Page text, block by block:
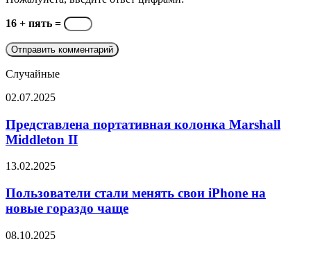
16 + пять =
Случайные
Представлена
колонка
Marshall
Middleton
02.07.2025
Представлена портативная колонка Marshall
Middleton II
Пользователи
менять
свои
iPhone
новые
13.02.2025
Пользователи стали менять свои iPhone на
новые гораздо чаще
Представлен
08.10.2025